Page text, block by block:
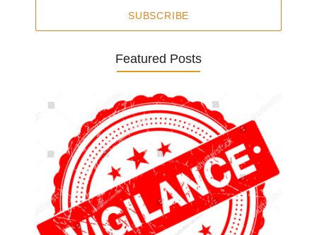
SUBSCRIBE
Featured Posts